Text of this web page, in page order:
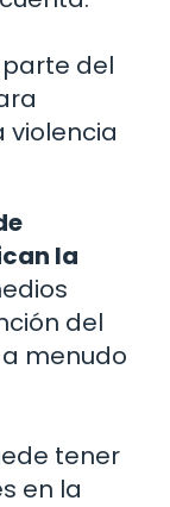
del
violencia
la
del
menudo
tener
en la